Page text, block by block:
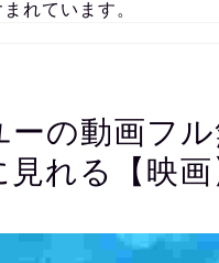
れています。
の動画フ
れる【映画